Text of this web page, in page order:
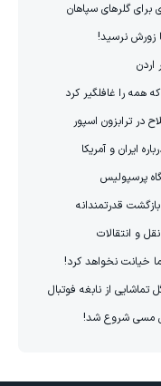
برای گلرهای سپاهان
زورش نرسید!
همه را غافلگیر کرد
در ترابزون اسپور
ایران و آمریکا
پرسپولیس
قدرتمندانه
و انتقالات
ما خیانت نخواهد کرد!
از نابغه فوتبال
مسی شروع شد!